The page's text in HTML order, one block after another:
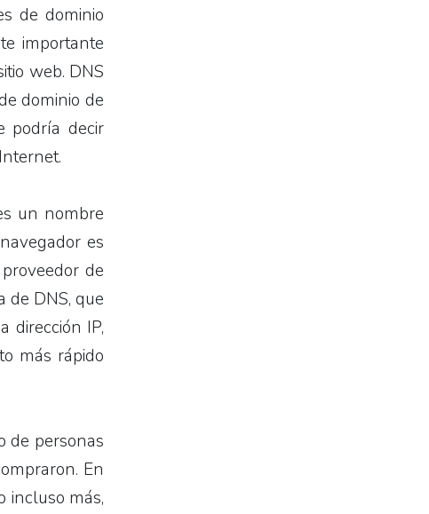
de dominio
importante
web. DNS
dominio de
podría decir
un nombre
es
de
de DNS, que
dirección IP,
más rápido
de personas
En
incluso más,